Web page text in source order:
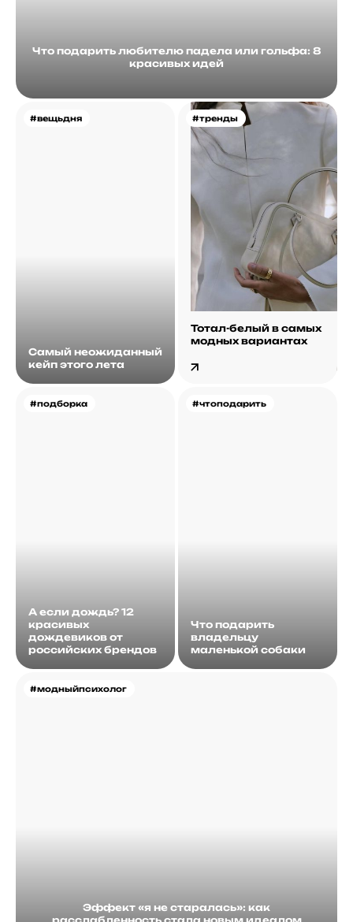
Что подарить любителю падела или гольфа: 8
красивых идей
#вещьдня
Самый неожиданный
кейп этого лета
#тренды
Тотал-белый в самых
модных вариантах
#подборка
А если дождь? 12
красивых
дождевиков от
российских брендов
#модныйпсихолог
Эффект «я не старалась»: как
#чтоподарить
Что подарить
владельцу
маленькой собаки